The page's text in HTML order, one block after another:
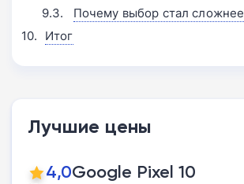
Почему выбор стал сложнее
Итог
Лучшие цены
4,0Google Pixel 10